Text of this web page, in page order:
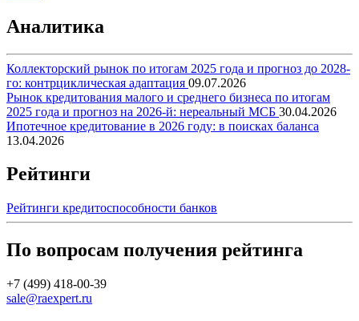
Аналитика
Коллекторский рынок по итогам 2025 года и прогноз до 2028-
го: контрциклическая адаптация 09.07.2026
Рынок кредитования малого и среднего бизнеса по итогам
2025 года и прогноз на 2026-й: нереальный МСБ 30.04.2026
Ипотечное кредитование в 2026 году: в поисках баланса
13.04.2026
Рейтинги
Рейтинги кредитоспособности банков
По вопросам получения рейтинга
+7 (499) 418-00-39
sale@raexpert.ru